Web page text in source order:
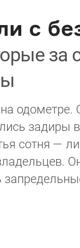
с
за
одометре.
задиры
сотня —